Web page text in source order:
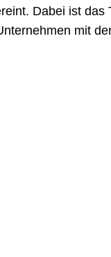
Dabei ist
mit